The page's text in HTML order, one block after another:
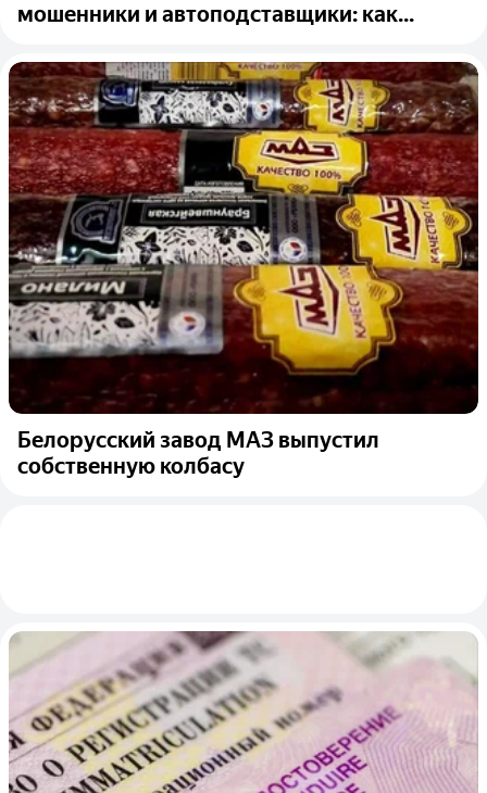
мошенники и автоподставщики: как...
Белорусский завод МАЗ выпустил
собственную колбасу